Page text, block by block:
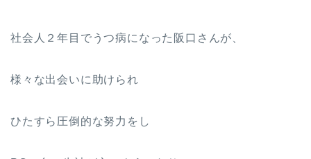
社会人２年目でうつ病になった阪口さんが、
様々な出会いに助けられ
ひたすら圧倒的な努力をし